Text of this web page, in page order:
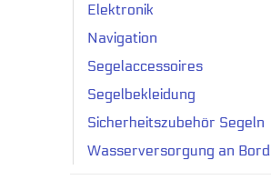
Elektronik
Navigation
Segelaccessoires
Segelbekleidung
Sicherheitszubehör Segeln
Wasserversorgung an Bord